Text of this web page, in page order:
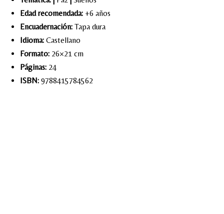
Edad recomendada: +6 años
Encuadernación: Tapa dura
Idioma: Castellano
Formato: 26×21 cm
Páginas: 24
ISBN: 9788415784562